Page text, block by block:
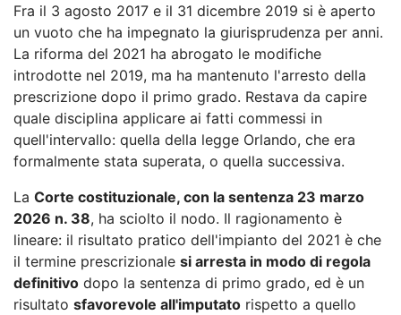
Fra il 3 agosto 2017 e il 31 dicembre 2019 si è aperto
un vuoto che ha impegnato la giurisprudenza per anni.
La riforma del 2021 ha abrogato le modifiche
introdotte nel 2019, ma ha mantenuto l'arresto della
prescrizione dopo il primo grado. Restava da capire
quale disciplina applicare ai fatti commessi in
quell'intervallo: quella della legge Orlando, che era
formalmente stata superata, o quella successiva.
La Corte costituzionale, con la sentenza 23 marzo
2026 n. 38, ha sciolto il nodo. Il ragionamento è
lineare: il risultato pratico dell'impianto del 2021 è che
il termine prescrizionale si arresta in modo di regola
definitivo dopo la sentenza di primo grado, ed è un
risultato sfavorevole all'imputato rispetto a quello